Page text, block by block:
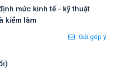
mức kinh tế - kỹ thuật
kiểm lâm
Gửi góp ý